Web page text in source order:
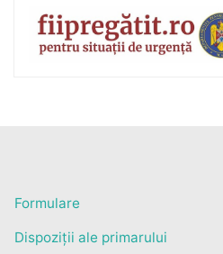
Formulare
Dispoziții ale primarului